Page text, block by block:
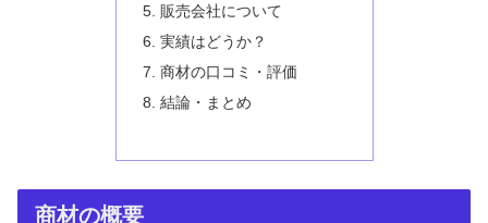
販売会社について
実績はどうか？
商材の口コミ・評価
結論・まとめ
商材の概要